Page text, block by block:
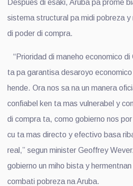
Despues di esaki, Aruba pa prome
sistema structural pa midi pobreza
di poder di compra.
“Prioridad di maneho economico
ta pa garantisa desaroyo
hende. Ora nos sa na un manera
confiabel ken ta mas vulnerabel y
di compra ta, como gobierno nos
cu ta mas directo y efectivo basa
real,” segun minister Geoffrey
gobierno un miho bista y
combati pobreza na Aruba.